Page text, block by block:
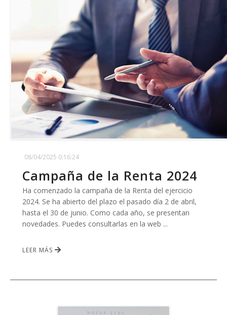
08/04/2025 0:16:24
Campaña de la Renta 2024
Ha comenzado la campaña de la Renta del ejercicio
2024. Se ha abierto del plazo el pasado día 2 de abril,
hasta el 30 de junio. Como cada año, se presentan
novedades. Puedes consultarlas en la web ...
LEER MÁS